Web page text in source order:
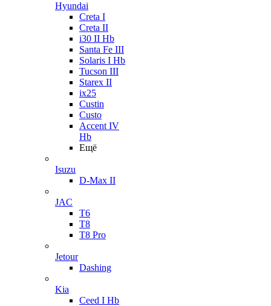
Hyundai
Creta I
Creta II
i30 II Hb
Santa Fe III
Solaris I Hb
Tucson III
Starex II
ix25
Custin
Custo
Accent IV
Hb
Ещё
Isuzu
D-Max II
JAC
T6
T8
T8 Pro
Jetour
Dashing
Kia
Ceed I Hb